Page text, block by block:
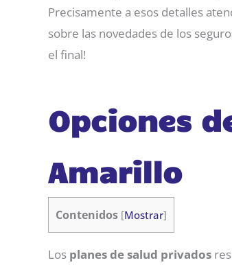
Precisamente a esos detalles
sobre las novedades de los
el final!
Opciones
Amarillo
Contenidos [Mostrar]
Los planes de salud privados